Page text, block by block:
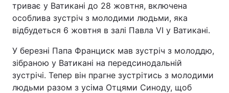
триває у Ватикані до 28 жовтня, включена
особлива зустріч з молодими людьми, яка
відбудеться 6 жовтня в залі Павла VI у Ватикані.
У березні Папа Франциск мав зустріч з молоддю,
зібраною у Ватикані на передсинодальній
зустрічі. Тепер він прагне зустрітись з молодими
людьми разом з усіма Отцями Синоду, щоб